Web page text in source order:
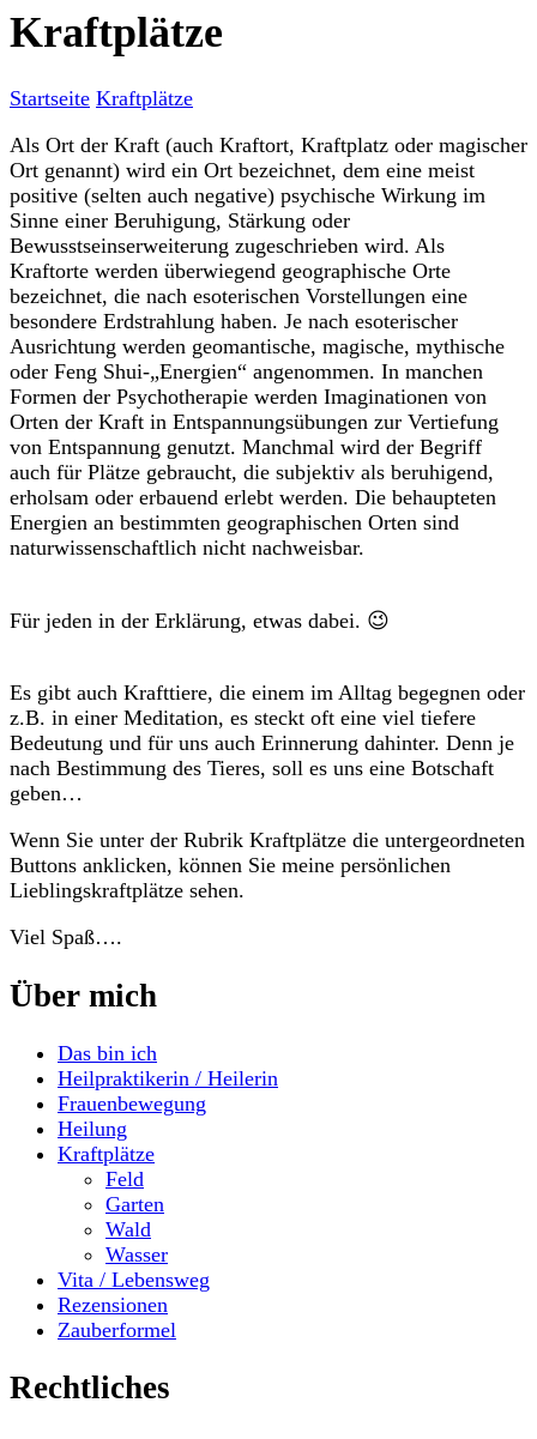
Kraftplätze
Startseite Kraftplätze
Als Ort der Kraft (auch Kraftort, Kraftplatz oder magischer
Ort genannt) wird ein Ort bezeichnet, dem eine meist
positive (selten auch negative) psychische Wirkung im
Sinne einer Beruhigung, Stärkung oder
Bewusstseinserweiterung zugeschrieben wird. Als
Kraftorte werden überwiegend geographische Orte
bezeichnet, die nach esoterischen Vorstellungen eine
besondere Erdstrahlung haben. Je nach esoterischer
Ausrichtung werden geomantische, magische, mythische
oder Feng Shui-„Energien“ angenommen. In manchen
Formen der Psychotherapie werden Imaginationen von
Orten der Kraft in Entspannungsübungen zur Vertiefung
von Entspannung genutzt. Manchmal wird der Begriff
auch für Plätze gebraucht, die subjektiv als beruhigend,
erholsam oder erbauend erlebt werden. Die behaupteten
Energien an bestimmten geographischen Orten sind
naturwissenschaftlich nicht nachweisbar.
Für jeden in der Erklärung, etwas dabei. 😉
Es gibt auch Krafttiere, die einem im Alltag begegnen oder
z.B. in einer Meditation, es steckt oft eine viel tiefere
Bedeutung und für uns auch Erinnerung dahinter. Denn je
nach Bestimmung des Tieres, soll es uns eine Botschaft
geben…
Wenn Sie unter der Rubrik Kraftplätze die untergeordneten
Buttons anklicken, können Sie meine persönlichen
Lieblingskraftplätze sehen.
Viel Spaß….
Über mich
Das bin ich
Heilpraktikerin / Heilerin
Frauenbewegung
Heilung
Kraftplätze
Feld
Garten
Wald
Wasser
Vita / Lebensweg
Rezensionen
Zauberformel
Rechtliches